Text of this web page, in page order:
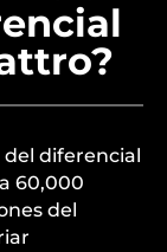
diferencial
60,000
del